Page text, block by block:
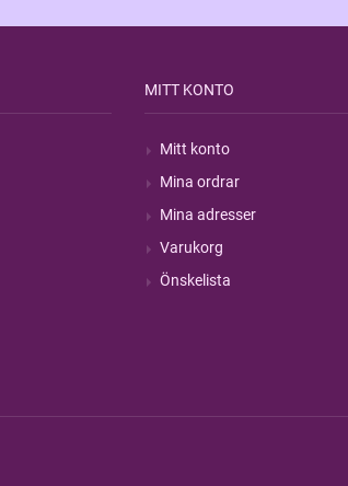
MITT KONTO
Mitt konto
Mina ordrar
Mina adresser
Varukorg
Önskelista